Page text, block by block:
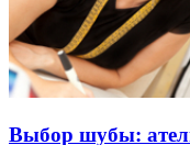
Выбор шубы: